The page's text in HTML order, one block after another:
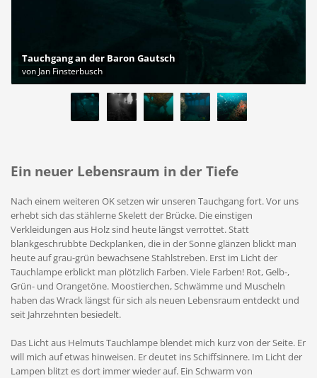
Tauchgang an der Baron Gautsch
von Jan Finsterbusch
Ein neuer Lebensraum in der Tiefe
Nach einem weiteren OK setzen wir unseren Tauchgang fort. Vor uns
erhebt sich das stählerne Skelett der Brücke. Die einstigen
Verkleidungen aus Holz sind heute längst verrottet. Statt
blankgeschrubbte Deckplanken, die in der Sonne glänzen blickt man
heute auf grau-grün bewachsene Stahlstreben. Erst im Licht der
Tauchlampe erblickt man plötzlich Farben. Viele Farben! Rot, Gelb-,
Grün- und Orangetöne. Moostierchen, Schwämme und Muscheln
haben das Wrack längst für sich als neuen Lebensraum entdeckt und
seit Jahrzehnten besiedelt.
Das Licht aus Helmuts Tauchlampe blendet mich kurz von der Seite. Er
will mich auf etwas hinweisen. Er deutet ins Schiffsinnere. Im Licht der
Lampen blitzt es dort immer wieder auf. Ein Schwarm von